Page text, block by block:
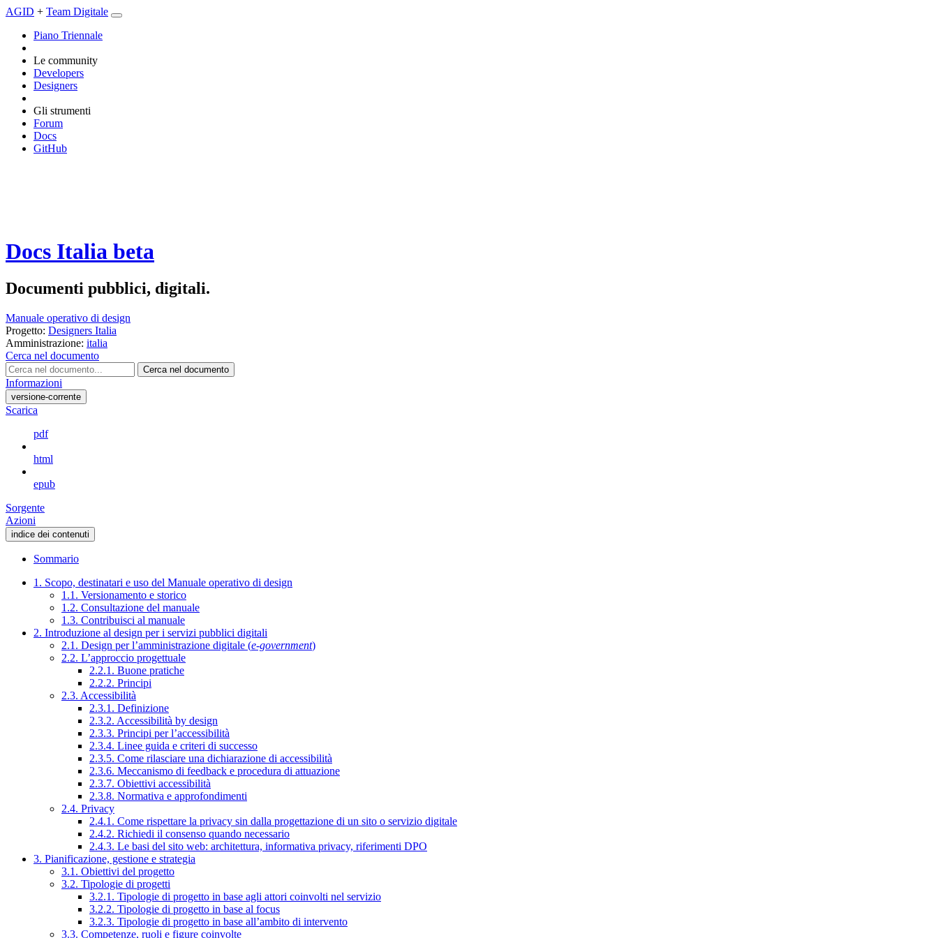
AGID + Team Digitale
Piano Triennale
Le community
Developers
Designers
Gli strumenti
Forum
Docs
GitHub
Docs Italia beta
Documenti pubblici, digitali.
Manuale operativo di design
Progetto: Designers Italia
Amministrazione: italia
Cerca nel documento
Cerca nel documento
Informazioni
versione-corrente
Scarica
pdf
html
epub
Sorgente
Azioni
indice dei contenuti
Sommario
1. Scopo, destinatari e uso del Manuale operativo di design
1.1. Versionamento e storico
1.2. Consultazione del manuale
1.3. Contribuisci al manuale
2. Introduzione al design per i servizi pubblici digitali
2.1. Design per l’amministrazione digitale (e-government)
2.2. L’approccio progettuale
2.2.1. Buone pratiche
2.2.2. Principi
2.3. Accessibilità
2.3.1. Definizione
2.3.2. Accessibilità by design
2.3.3. Principi per l’accessibilità
2.3.4. Linee guida e criteri di successo
2.3.5. Come rilasciare una dichiarazione di accessibilità
2.3.6. Meccanismo di feedback e procedura di attuazione
2.3.7. Obiettivi accessibilità
2.3.8. Normativa e approfondimenti
2.4. Privacy
2.4.1. Come rispettare la privacy sin dalla progettazione di un sito o servizio digitale
2.4.2. Richiedi il consenso quando necessario
2.4.3. Le basi del sito web: architettura, informativa privacy, riferimenti DPO
3. Pianificazione, gestione e strategia
3.1. Obiettivi del progetto
3.2. Tipologie di progetti
3.2.1. Tipologie di progetto in base agli attori coinvolti nel servizio
3.2.2. Tipologie di progetto in base al focus
3.2.3. Tipologie di progetto in base all’ambito di intervento
3.3. Competenze, ruoli e figure coinvolte